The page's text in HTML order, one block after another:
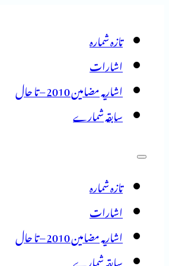
تازہ شمارہ
اشارات
اشاریہ مضامین 2010 – تا حال
سابقہ شمارے
تازہ شمارہ
اشارات
اشاریہ مضامین 2010 – تا حال
سابقہ شمارے